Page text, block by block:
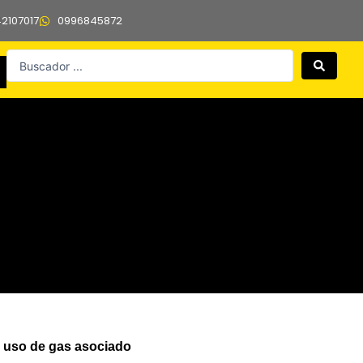
0996845872
Search
uso de gas asociado